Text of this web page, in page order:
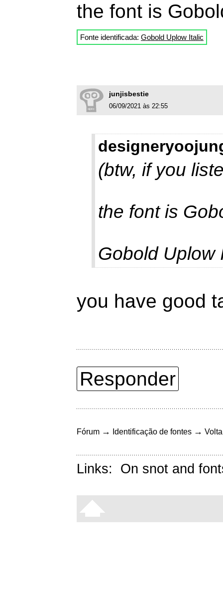
the font is
Fonte identificada: Gobold Uplow Italic
junjisbestie
06/09/2021 às 22:55
(btw, if you
the font is
Gobold Uplow
you have good
Responder
Fórum → Identificação de fontes →
Links: On snot and